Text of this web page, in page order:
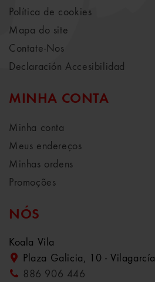
Política de cookies
Mapa do site
Contate-Nos
Declaración Accesibilidad
MINHA CONTA
Minha conta
Meus endereços
Minhas ordens
Promoções
NÓS
Koala Vila
Plaza Galicia, 10 - Vilagarcía
886 906 446